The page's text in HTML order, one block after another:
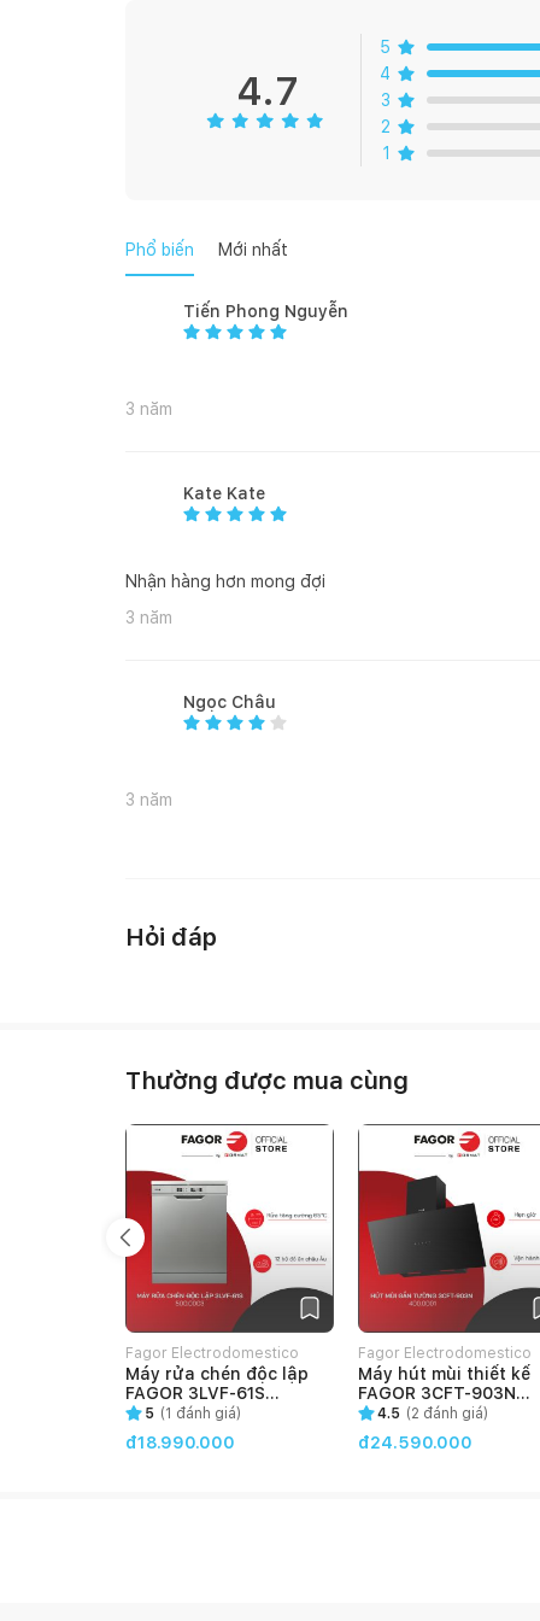
CHỨC NĂNG
Bộ xử lý TS
Cửa mở bản lề
XUẤT XỨ
THÔNG TIN KỸ THUẬT
Hiệu điện thế: 220-240V
Kích thước thiết bị: 595Rx595Cx575S
1 khay nông
1 vỉ nướng
Phích cắm điện VDE dài 150cm
4.7
5
4
3
2
1
Phổ biến Mới nhất
Tiến Phong Nguyễn
3 năm
Kate Kate
Nhận hàng hơn mong đợi
3 năm
Ngọc Châu
3 năm
Hỏi đáp
Thường được mua cùng
Fagor Electrodomestico
VietNam
Máy rửa chén độc lập
FAGOR 3LVF-61S
(500.0003)
5 (1 đánh giá)
đ18.990.000
Fagor Electrodomestico
VietNam
Máy hút mùi thiết kế
FAGOR 3CFT-903N
(400.0001)
4.5 (2 đánh giá)
đ24.590.000